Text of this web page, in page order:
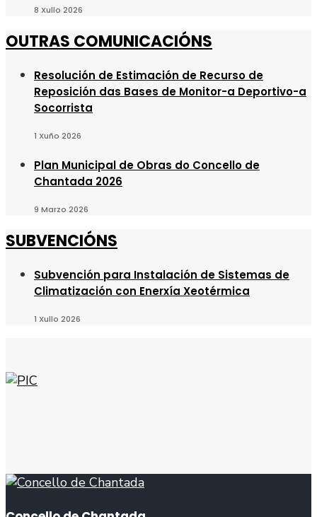
8 Xullo 2026
OUTRAS COMUNICACIÓNS
Resolución de Estimación de Recurso de
Reposición das Bases de Monitor-a Deportivo-a
Socorrista
1 Xuño 2026
Plan Municipal de Obras do Concello de
Chantada 2026
9 Marzo 2026
SUBVENCIÓNS
Subvención para Instalación de Sistemas de
Climatización con Enerxía Xeotérmica
1 Xullo 2026